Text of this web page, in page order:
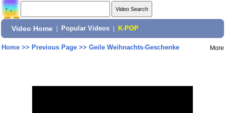
Video Home Popular Videos K-POP
Home>> Previous Page>> Geile Weihnachts-Geschenke More